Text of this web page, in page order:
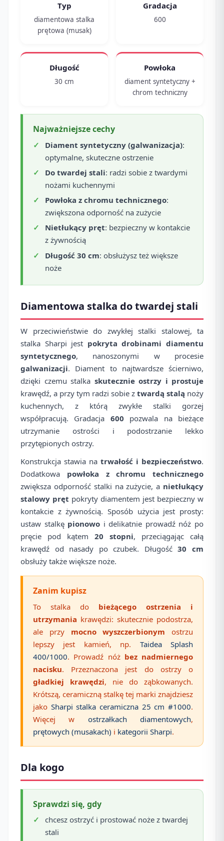
Typ
diamentowa stalka
prętowa (musak)
Gradacja
600
Długość
30 cm
Powłoka
diament syntetyczny +
chrom techniczny
Najważniejsze cechy
Diament syntetyczny (galwanizacja):
optymalne, skuteczne ostrzenie
Do twardej stali: radzi sobie z twardymi
nożami kuchennymi
Powłoka z chromu technicznego:
zwiększona odporność na zużycie
Nietłukący pręt: bezpieczny w kontakcie
z żywnością
Długość 30 cm: obsłużysz też większe
noże
Diamentowa stalka do twardej stali
W przeciwieństwie do zwykłej stalki stalowej, ta
stalka Sharpi jest pokryta drobinami diamentu
syntetycznego, nanoszonymi w procesie
galwanizacji. Diament to najtwardsze ścierniwo,
dzięki czemu stalka skutecznie ostrzy i prostuje
krawędź, a przy tym radzi sobie z twardą stalą noży
kuchennych, z którą zwykłe stalki gorzej
współpracują. Gradacja 600 pozwala na bieżące
utrzymanie ostrości i podostrzanie lekko
przytępionych ostrzy.
Konstrukcja stawia na trwałość i bezpieczeństwo.
Dodatkowa powłoka z chromu technicznego
zwiększa odporność stalki na zużycie, a nietłukący
stalowy pręt pokryty diamentem jest bezpieczny w
kontakcie z żywnością. Sposób użycia jest prosty:
ustaw stalkę pionowo i delikatnie prowadź nóż po
pręcie pod kątem 20 stopni, przeciągając całą
krawędź od nasady po czubek. Długość30 cm
obsłuży także większe noże.
Zanim kupisz
To stalka do bieżącego ostrzenia i
utrzymania krawędzi: skutecznie podostrza,
ale przy mocno wyszczerbionym ostrzu
lepszy jest kamień, np. Taidea Splash
400/1000. Prowadź nóż bez nadmiernego
nacisku. Przeznaczona jest do ostrzy o
gładkiej krawędzi, nie do ząbkowanych.
Krótszą, ceramiczną stalkę tej marki znajdziesz
jako Sharpi stalka ceramiczna 25 cm #1000.
Więcej w ostrzałkach diamentowych,
prętowych (musakach) i kategorii Sharpi.
Dla kogo
Sprawdzi się, gdy
chcesz ostrzyć i prostować noże z twardej
stali